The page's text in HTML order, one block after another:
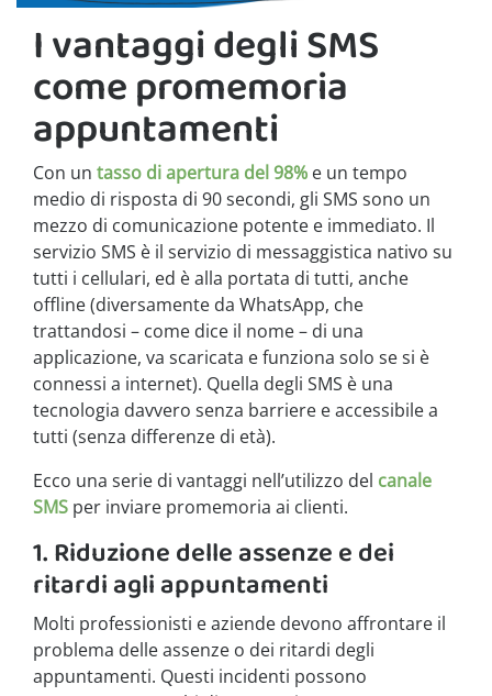
I vantaggi degli SMS
come promemoria
appuntamenti
Con un tasso di apertura del 98% e un tempo
medio di risposta di 90 secondi, gli SMS sono un
mezzo di comunicazione potente e immediato. Il
servizio SMS è il servizio di messaggistica nativo su
tutti i cellulari, ed è alla portata di tutti, anche
offline (diversamente da WhatsApp, che
trattandosi – come dice il nome – di una
applicazione, va scaricata e funziona solo se si è
connessi a internet). Quella degli SMS è una
tecnologia davvero senza barriere e accessibile a
tutti (senza differenze di età).
Ecco una serie di vantaggi nell’utilizzo del canale
SMS per inviare promemoria ai clienti.
1. Riduzione delle assenze e dei
ritardi agli appuntamenti
Molti professionisti e aziende devono affrontare il
problema delle assenze o dei ritardi degli
appuntamenti. Questi incidenti possono